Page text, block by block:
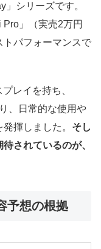
シリーズです。
」（実売2万円
トパフォーマンスで
レイを持ち、
、日常的な使用や
揮しました。 そし
されているのが、
予想の根拠